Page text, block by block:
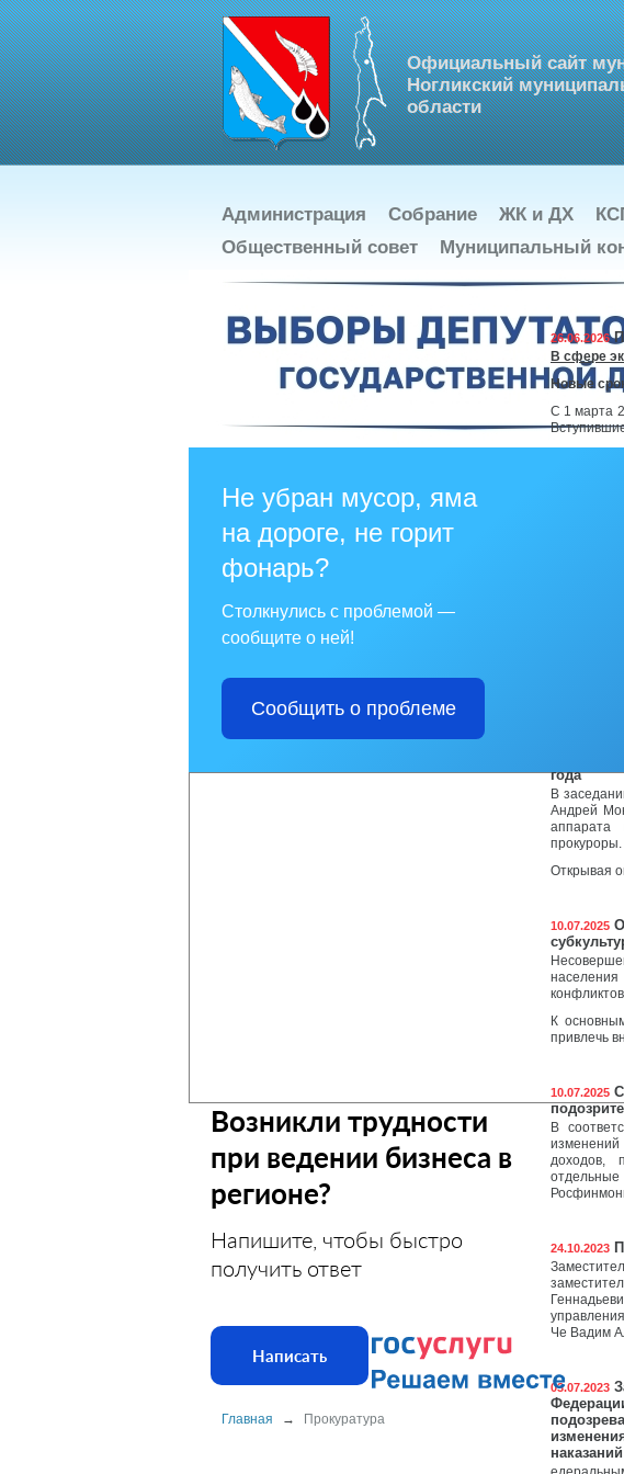
Официальный сайт
Ногликский
области
Администрация Собрание ЖК и ДХ
Общественный совет
Муниципальный
Не убран мусор, яма
на дороге, не горит
фонарь?
Столкнулись с проблемой —
сообщите о ней!
Сообщить о проблеме
Возникли трудности
при ведении бизнеса в
регионе?
Напишите, чтобы быстро
получить ответ
Написать
Главная → Прокуратура
26.06.2026
В сфере
Новые
С 1 марта
года
В
Андрей
аппарата
прокуроры.
Открывая
10.07.2025
К
привлечь
10.07.2025
В
доходов,
24.10.2023
Че Вадим
03.07.2023
наказаний